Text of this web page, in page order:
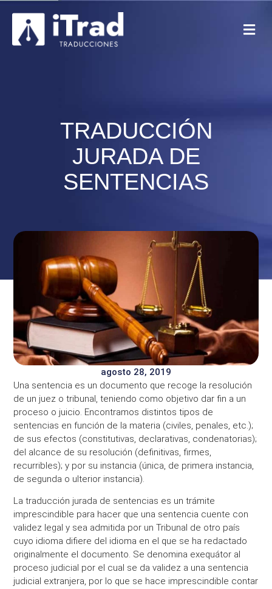
TRADUCCIÓN
JURADA DE
SENTENCIAS
agosto 28, 2019
Una sentencia es un documento que recoge la resolución
de un juez o tribunal, teniendo como objetivo dar fin a un
proceso o juicio. Encontramos distintos tipos de
sentencias en función de la materia (civiles, penales, etc.);
de sus efectos (constitutivas, declarativas, condenatorias);
del alcance de su resolución (definitivas, firmes,
recurribles); y por su instancia (única, de primera instancia,
de segunda o ulterior instancia).
La traducción jurada de sentencias es un trámite
imprescindible para hacer que una sentencia cuente con
validez legal y sea admitida por un Tribunal de otro país
cuyo idioma difiere del idioma en el que se ha redactado
originalmente el documento. Se denomina exequátor al
proceso judicial por el cual se da validez a una sentencia
judicial extranjera, por lo que se hace imprescindible contar